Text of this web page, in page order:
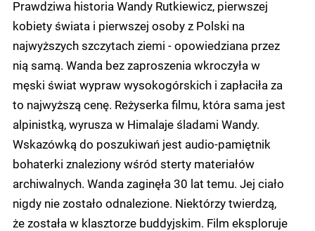
Prawdziwa historia Wandy Rutkiewicz, pierwszej
kobiety świata i pierwszej osoby z Polski na
najwyższych szczytach ziemi - opowiedziana przez
nią samą. Wanda bez zaproszenia wkroczyła w
męski świat wypraw wysokogórskich i zapłaciła za
to najwyższą cenę. Reżyserka filmu, która sama jest
alpinistką, wyrusza w Himalaje śladami Wandy.
Wskazówką do poszukiwań jest audio-pamiętnik
bohaterki znaleziony wśród sterty materiałów
archiwalnych. Wanda zaginęła 30 lat temu. Jej ciało
nigdy nie zostało odnalezione. Niektórzy twierdzą,
że została w klasztorze buddyjskim. Film eksploruje